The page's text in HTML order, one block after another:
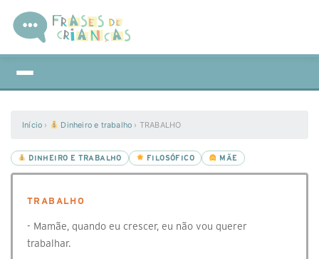
Início › Dinheiro e trabalho › TRABALHO
DINHEIRO E TRABALHO FILOSÓFICO MÃE
TRABALHO
- Mamãe, quando eu crescer, eu não vou querer
trabalhar.